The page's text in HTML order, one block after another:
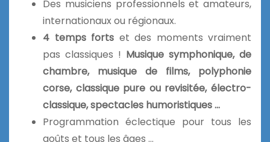
Des musiciens professionnels et amateurs,
internationaux ou régionaux.
4 temps forts et des moments vraiment
pas classiques ! Musique symphonique, de
chambre, musique de films, polyphonie
corse, classique pure ou revisitée, électro-
classique, spectacles humoristiques …
Programmation éclectique pour tous les
goûts et tous les âges …